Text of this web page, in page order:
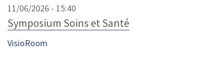
11/06/2026 - 15:40
Symposium Soins et Santé
VisioRoom